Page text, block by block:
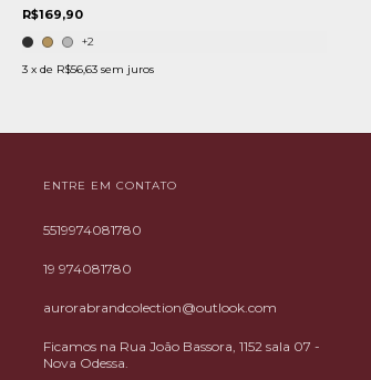
R$169,90
+2
3 x de R$56,63 sem juros
ENTRE EM CONTATO
5519974081780
19 974081780
aurorabrandcolection@outlook.com
Ficamos na Rua João Bassora, 1152 sala 07 -
Nova Odessa.